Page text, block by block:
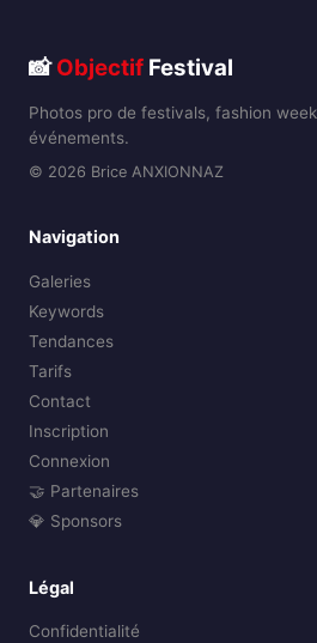
📸Objectif Festival
Photos pro de festivals, fashion
événements.
© 2026 Brice ANXIONNAZ
Navigation
Galeries
Keywords
Tendances
Tarifs
Contact
Inscription
Connexion
🤝 Partenaires
💎 Sponsors
Légal
Confidentialité